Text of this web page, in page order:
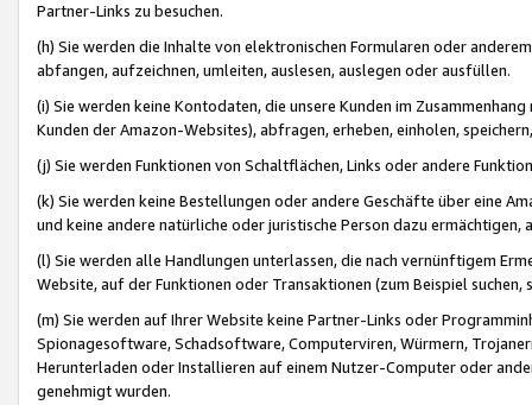
Partner-Links zu besuchen.
(h) Sie werden die Inhalte von elektronischen Formularen oder
abfangen, aufzeichnen, umleiten, auslesen, auslegen oder ausfüllen.
(i) Sie werden keine Kontodaten, die unsere Kunden im
Kunden der Amazon-Websites), abfragen, erheben, einholen,
(j) Sie werden Funktionen von Schaltflächen, Links oder andere
(k) Sie werden keine Bestellungen oder andere Geschäfte über eine
und keine andere natürliche oder juristische Person dazu
(l) Sie werden alle Handlungen unterlassen, die nach vernünftigem
Website, auf der Funktionen oder Transaktionen (zum Beispiel
(m) Sie werden auf Ihrer Website keine Partner-Links oder
Spionagesoftware, Schadsoftware, Computerviren, Würmern,
Herunterladen oder Installieren auf einem Nutzer-Computer oder
genehmigt wurden.